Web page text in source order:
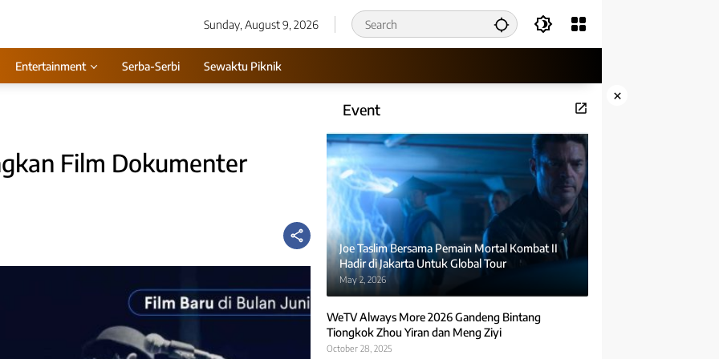
Sunday, August 9, 2026
Entertainment Serba-Serbi Sewaktu Piknik
×
Film Dokumenter
Event
Joe Taslim Bersama Pemain Mortal Kombat II
Hadir di Jakarta Untuk Global Tour
May 2, 2026
WeTV Always More 2026 Gandeng Bintang
Tiongkok Zhou Yiran dan Meng Ziyi
October 28, 2025